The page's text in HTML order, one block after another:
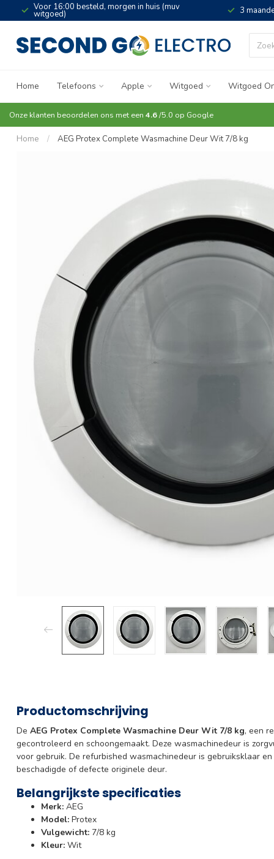
Voor 16:00 besteld, morgen in huis (muv
witgoed) 3
Home Telefoons Apple Witgoed Witgoed
Onze klanten beoordelen ons met een 4.6/5.0 op Google
Home / AEG Protex Complete Wasmachine Deur Wit 7/8 kg
Productomschrijving
De AEG Protex Complete Wasmachine Deur Wit 7/8 kg, een
gecontroleerd en schoongemaakt. Deze wasmachinedeur is
voor gebruik. De refurbished wasmachinedeur is gebruiksklaar
beschadigde of defecte originele deur.
Belangrijkste specificaties
Merk: AEG
Model: Protex
Vulgewicht: 7/8 kg
Kleur: Wit